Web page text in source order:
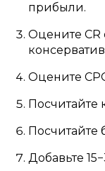
прибыли.
Оцените CR
Оцените
Посчитайте
Посчитайте
Добавьте